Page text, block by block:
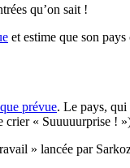
qu’on sait !
et estime que son pays
prévue. Le pays, qui
crier « Suuuuurprise !
» lancée par